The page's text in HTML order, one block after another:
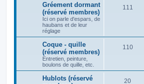
Gréement dormant
(réservé membres)
Ici on parle d'espars, de
haubans et de leur
réglage
111
Coque - quille
(réservé membres)
Entretien, peinture,
boulons de quille, etc.
110
Hublots (réservé
20